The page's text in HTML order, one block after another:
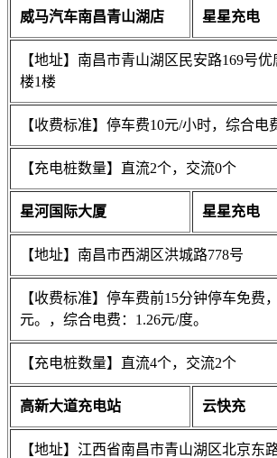
威马汽车南昌青山湖店 星星充电
【地址】南昌市青山湖区民安路169号
楼1楼
【收费标准】停车费10元/小时，综合电
【充电桩数量】直流2个，交流0个
星河国际大厦 星星充电
【地址】南昌市西湖区洪城路778号
【收费标准】停车费前15分钟停车免费
元。，综合电费：1.26元/度。
【充电桩数量】直流4个，交流2个
高新大道充电站 云快充
【地址】江西省南昌市青山湖区北京东